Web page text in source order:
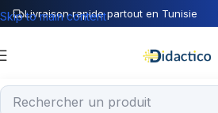
Livraison rapide partout en Tunisie
Skip to main content